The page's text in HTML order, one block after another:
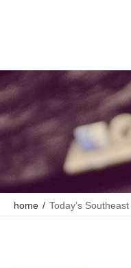
home / Today’s Southeast